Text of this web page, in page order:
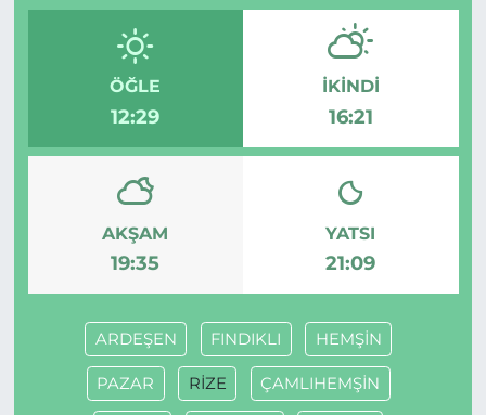
ÖĞLE
12:29
İKINDI
16:21
AKŞAM
19:35
YATSI
21:09
ARDEŞEN FINDIKLI HEMŞİN
PAZAR RİZE ÇAMLIHEMŞİN